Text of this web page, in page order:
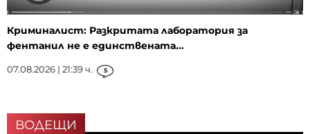
Криминалист: Разкритата лаборатория за
фентанил не е единствената...
07.08.2026 | 21:39 ч. 5
ВОДЕЩИ